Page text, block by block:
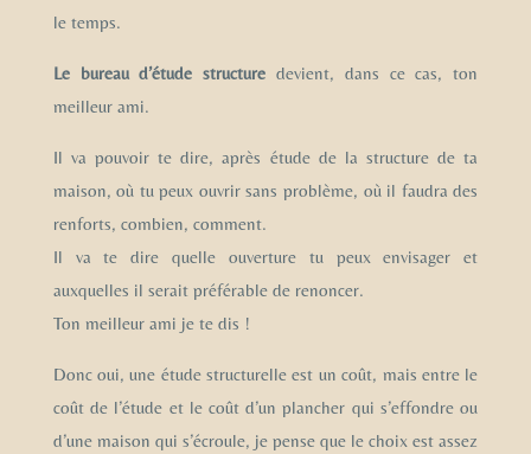
le temps.
Le bureau d’étude structure devient, dans ce cas, ton
meilleur ami.
Il va pouvoir te dire, après étude de la structure de ta
maison, où tu peux ouvrir sans problème, où il faudra des
renforts, combien, comment.
Il va te dire quelle ouverture tu peux envisager et
auxquelles il serait préférable de renoncer.
Ton meilleur ami je te dis !
Donc oui, une étude structurelle est un coût, mais entre le
coût de l’étude et le coût d’un plancher qui s’effondre ou
d’une maison qui s’écroule, je pense que le choix est assez